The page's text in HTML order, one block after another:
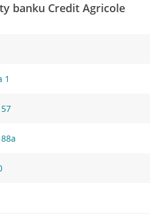
banku Credit Agricole
1